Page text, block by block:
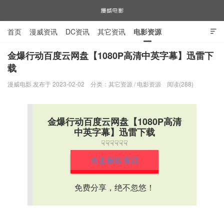
漫威电影

首页 漫威资讯 DC资讯 其它资讯 电影资源
电视剧资源 漫威图片
金爆行动百度云网盘【1080P高清中英字幕】迅雷下
载
漫威电影 发布于 2023-02-02 分类： 其它资源 / 电影资源 阅读(288)
金爆行动百度云网盘【1080P高清
中英字幕】迅雷下载
☟☟☟☟☟☟
点击获取资源
免费分享，绝不忽悠！